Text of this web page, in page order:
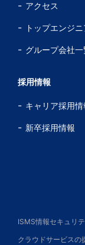
アクセス
トップエンジニ
グループ会社一
採用情報
キャリア採用情
新卒採用情報
ISMS情報セキュリ
クラウドサービスの